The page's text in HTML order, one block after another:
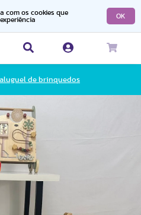
com os cookies que
OK
de brinquedos